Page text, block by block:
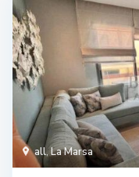
all,La Marsa